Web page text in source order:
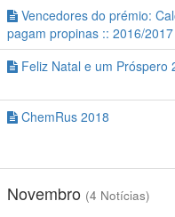
Vencedores do prémio:
pagam propinas :: 2016/2017
Feliz Natal e um Próspero
ChemRus 2018
Novembro (4 Notícias)